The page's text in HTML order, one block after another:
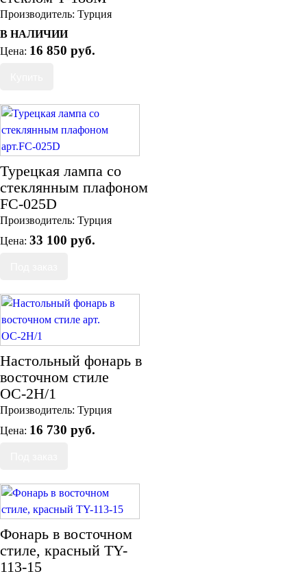
Производитель: Турция
В НАЛИЧИИ
Цена: 16 850 руб.
Турецкая лампа со
стеклянным плафоном
FC-025D
Производитель: Турция
Цена: 33 100 руб.
Настольный фонарь в
восточном стиле
ОС-2Н/1
Производитель: Турция
Цена: 16 730 руб.
Фонарь в восточном
стиле, красный TY-
113-15